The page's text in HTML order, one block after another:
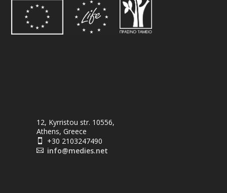
12, Kyrristou str. 10556,
Athens, Greece
 +30 2103247490
 info@medies.net